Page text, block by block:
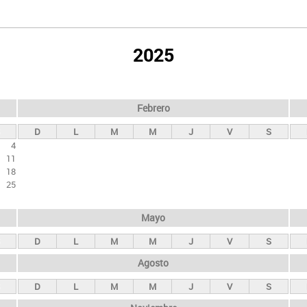
2025
4
11
18
25
Febrero
D L M M J V S
Mayo
D L M M J V S
Agosto
D L M M J V S